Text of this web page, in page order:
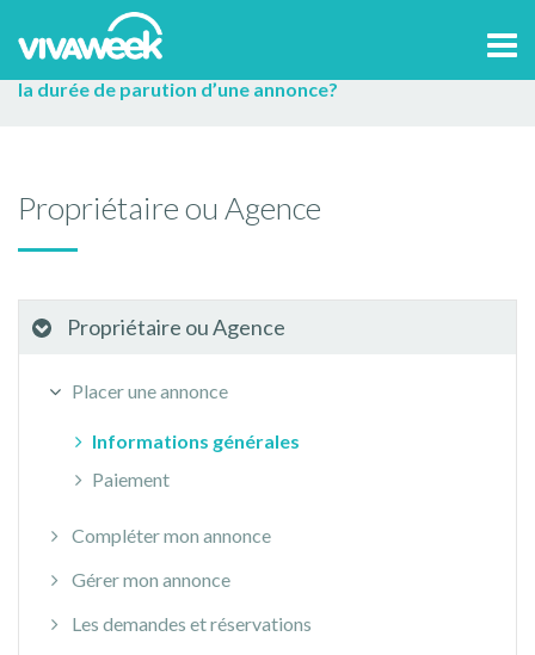
Accueil> Aide et contact
Placer une annonce
Quelle est
la durée de parution d’une annonce?
Propriétaire ou Agence
Propriétaire ou Agence
Placer une annonce
Informations générales
Paiement
Compléter mon annonce
Gérer mon annonce
Les demandes et réservations